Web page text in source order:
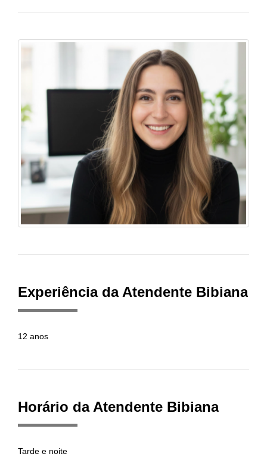
Experiência da Atendente Bibiana
12 anos
Horário da Atendente Bibiana
Tarde e noite